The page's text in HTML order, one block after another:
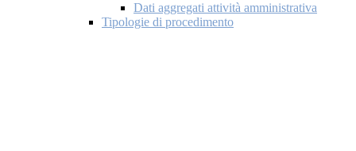
Dati aggregati attività amministrativa
Tipologie di procedimento